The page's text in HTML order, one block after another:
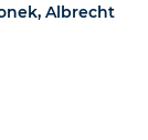
Albrecht